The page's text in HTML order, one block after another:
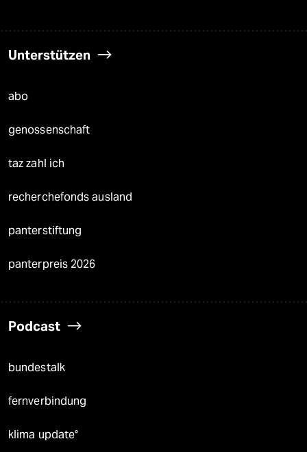
Unterstützen
abo
genossenschaft
taz zahl ich
recherchefonds ausland
panterstiftung
panterpreis 2026
Podcast
bundestalk
fernverbindung
klima update°